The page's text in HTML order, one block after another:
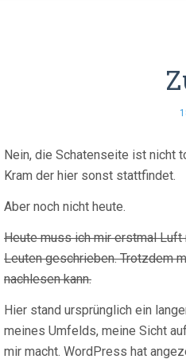
Nein, die Schatenseite ist nicht
Kram der hier sonst stattfindet.
Aber noch nicht heute.
Heute muss ich mir erstmal
Leuten geschrieben. Trotzdem
nachlesen kann.
Hier stand ursprünglich ein
meines Umfelds, meine Sicht
mir macht. WordPress hat